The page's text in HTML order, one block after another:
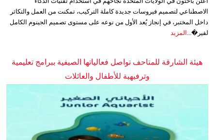
الاصطناعي لتصميم فيروسات جديدة كاملة التركيب، تمكنت من العمل والتكاثر
داخل المختبر، في إنجاز يُعد الأول من نوعه على مستوى تصميم الجينوم الكامل
لفير�...
المزيد
هيئة الشارقة للمتاحف تواصل فعالياتها الصيفية ببرامج تعليمية
وترفيهية للأطفال والعائلات